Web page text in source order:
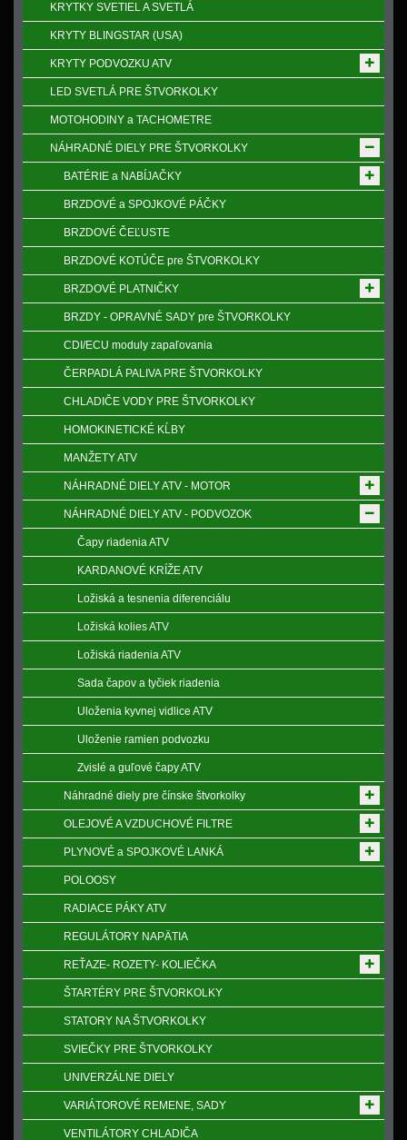
KRYTKY SVETIEL A SVETLÁ
KRYTY BLINGSTAR (USA)
KRYTY PODVOZKU ATV
LED SVETLÁ PRE ŠTVORKOLKY
MOTOHODINY a TACHOMETRE
NÁHRADNÉ DIELY PRE ŠTVORKOLKY
BATÉRIE a NABÍJAČKY
BRZDOVÉ a SPOJKOVÉ PÁČKY
BRZDOVÉ ČEĽUSTE
BRZDOVÉ KOTÚČE pre ŠTVORKOLKY
BRZDOVÉ PLATNIČKY
BRZDY - OPRAVNÉ SADY pre ŠTVORKOLKY
CDI/ECU moduly zapaľovania
ČERPADLÁ PALIVA PRE ŠTVORKOLKY
CHLADIČE VODY PRE ŠTVORKOLKY
HOMOKINETICKÉ KĹBY
MANŽETY ATV
NÁHRADNÉ DIELY ATV - MOTOR
NÁHRADNÉ DIELY ATV - PODVOZOK
Čapy riadenia ATV
KARDANOVÉ KRÍŽE ATV
Ložiská a tesnenia diferenciálu
Ložiská kolies ATV
Ložiská riadenia ATV
Sada čapov a tyčiek riadenia
Uloženia kyvnej vidlice ATV
Uloženie ramien podvozku
Zvislé a guľové čapy ATV
Náhradné diely pre čínske štvorkolky
OLEJOVÉ A VZDUCHOVÉ FILTRE
PLYNOVÉ a SPOJKOVÉ LANKÁ
POLOOSY
RADIACE PÁKY ATV
REGULÁTORY NAPӒTIA
REŤAZE- ROZETY- KOLIEČKA
ŠTARTÉRY PRE ŠTVORKOLKY
STATORY NA ŠTVORKOLKY
SVIEČKY PRE ŠTVORKOLKY
UNIVERZÁLNE DIELY
VARIÁTOROVÉ REMENE, SADY
VENTILÁTORY CHLADIČA